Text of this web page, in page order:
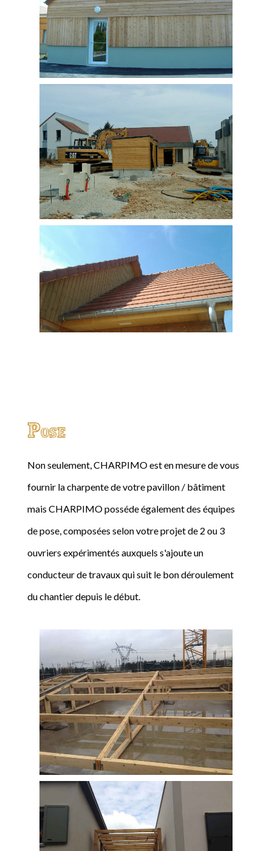
Pose
Non seulement, CHARPIMO est en mesure de vous
fournir la charpente de votre pavillon / bâtiment
mais CHARPIMO posséde également des équipes
de pose, composées selon votre projet de 2 ou 3
ouvriers expérimentés auxquels s'ajoute un
conducteur de travaux qui suit le bon déroulement
du chantier depuis le début.